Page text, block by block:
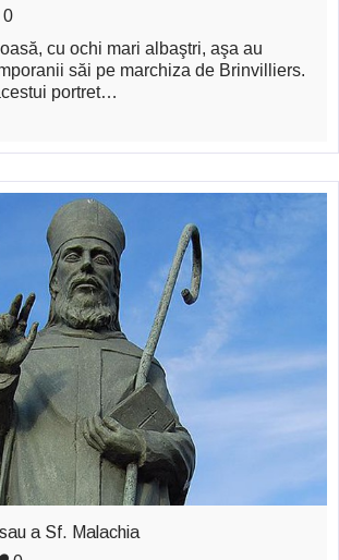
0
cu ochi mari albaştri, aşa au
săi pe marchiza de Brinvilliers.
portret…
a Sf. Malachia